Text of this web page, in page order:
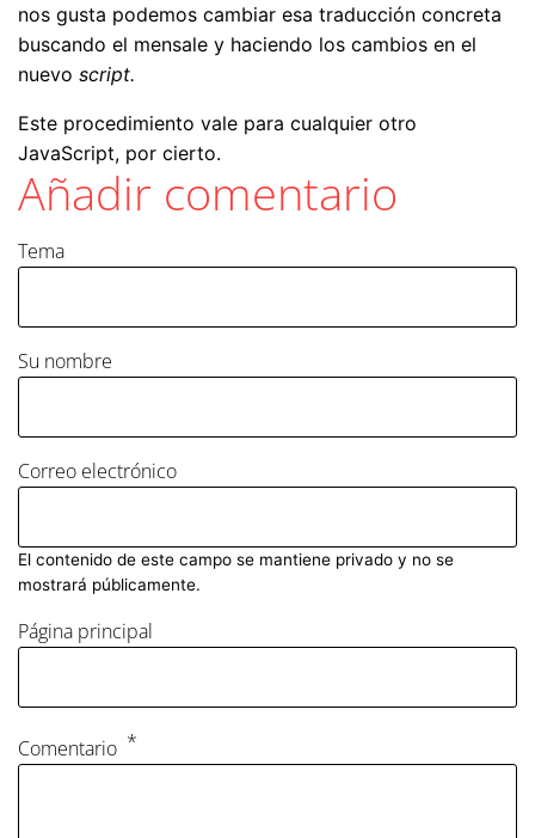
nos gusta podemos cambiar esa traducción concreta
buscando el mensale y haciendo los cambios en el
nuevo script.
Este procedimiento vale para cualquier otro
JavaScript, por cierto.
Añadir comentario
Tema
Su nombre
Correo electrónico
El contenido de este campo se mantiene privado y no se
mostrará públicamente.
Página principal
Comentario